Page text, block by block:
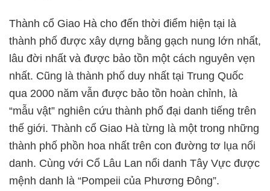
Thành cổ Giao Hà cho đến thời điểm hiện tại là
thành phố được xây dựng bằng gạch nung lớn nhất,
lâu đời nhất và được bảo tồn một cách nguyên vẹn
nhất. Cũng là thành phố duy nhất tại Trung Quốc
qua 2000 năm vẫn được bảo tồn hoàn chỉnh, là
“mẫu vật” nghiên cứu thành phố đại danh tiếng trên
thế giới. Thành cổ Giao Hà từng là một trong những
thành phố phồn hoa nhất trên con đường tơ lụa nổi
danh. Cùng với Cổ Lâu Lan nổi danh Tây Vực được
mệnh danh là “Pompeii của Phương Đông”.